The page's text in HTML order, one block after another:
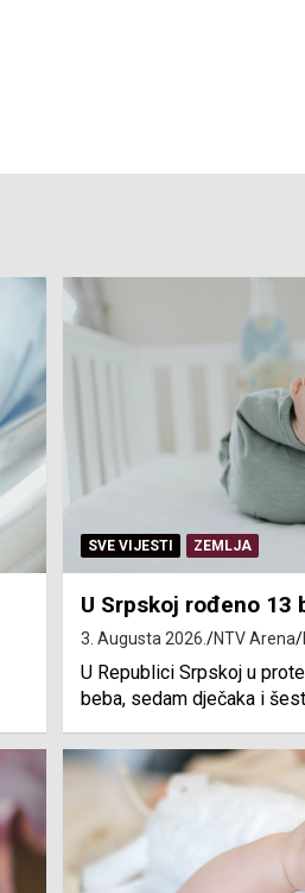
SVE VIJESTI ZEMLJA
U Srpskoj rođeno 13
3. Augusta 2026. NTV Arena
U Republici Srpskoj u
beba, sedam dječaka i